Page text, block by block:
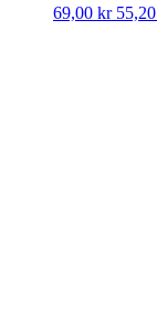
69,00 kr 55,20